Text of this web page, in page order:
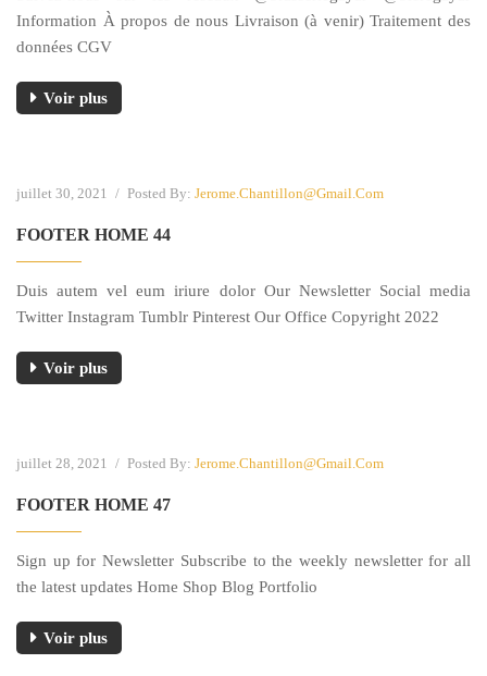
Information À propos de nous Livraison (à venir) Traitement des
données CGV
Voir plus
juillet 30, 2021 / Posted By: Jerome.chantillon@gmail.com
FOOTER HOME 44
Duis autem vel eum iriure dolor Our Newsletter Social media
Twitter Instagram Tumblr Pinterest Our Office Copyright 2022
Voir plus
juillet 28, 2021 / Posted By: Jerome.chantillon@gmail.com
FOOTER HOME 47
Sign up for Newsletter Subscribe to the weekly newsletter for all
the latest updates Home Shop Blog Portfolio
Voir plus